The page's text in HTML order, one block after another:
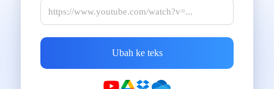
Ubah ke teks
| | |